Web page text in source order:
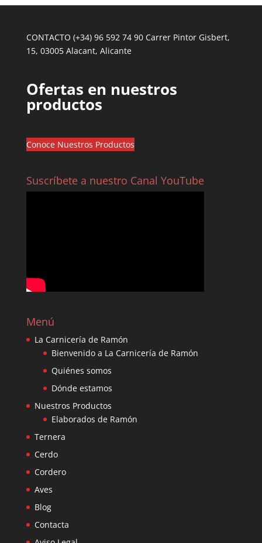
CONTACTO (+34) 96 592 74 90 Carrer Pintor Gisbert,
15, 03005 Alacant, Alicante
Ofertas en nuestros
productos
Conoce Nuestros Productos
Suscríbete a nuestro Canal YouTube
Menú
La Carnicería de Ramón
Bienvenido a La Carnicería de Ramón
Quiénes somos
Dónde estamos
Nuestros Productos
Elaborados de Ramón
Ternera
Cerdo
Cordero
Aves
Blog
Contacta